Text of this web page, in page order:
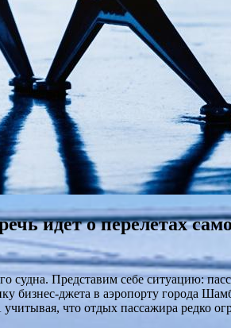
идет о перелетах
судна. Представим себе ситуацию:
бизнес-джета в аэропорту города
что отдых пассажира редко